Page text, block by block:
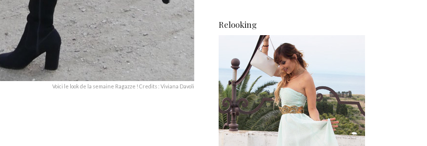
Voici le look de la semaine Ragazze ! Credits : Viviana Davoli
Relooking